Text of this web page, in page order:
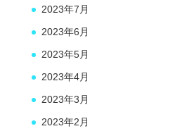
2023年7月
2023年6月
2023年5月
2023年4月
2023年3月
2023年2月